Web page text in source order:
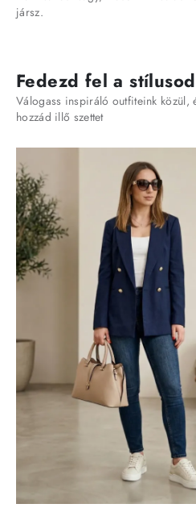
jársz.
Fedezd fel a stílusod
Válogass inspiráló outfiteink közül,
hozzád illő szettet